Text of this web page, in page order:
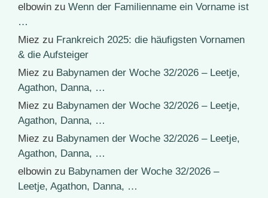
elbowin zu Wenn der Familienname ein Vorname ist
…
Miez zu Frankreich 2025: die häufigsten Vornamen
& die Aufsteiger
Miez zu Babynamen der Woche 32/2026 – Leetje,
Agathon, Danna, …
Miez zu Babynamen der Woche 32/2026 – Leetje,
Agathon, Danna, …
Miez zu Babynamen der Woche 32/2026 – Leetje,
Agathon, Danna, …
elbowin zu Babynamen der Woche 32/2026 –
Leetje, Agathon, Danna, …